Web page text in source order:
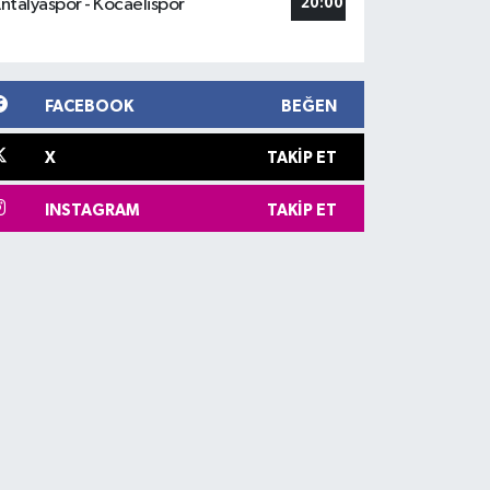
- Kocaelispor 20:00
FACEBOOK BEĞEN
X TAKIP ET
INSTAGRAM TAKIP ET